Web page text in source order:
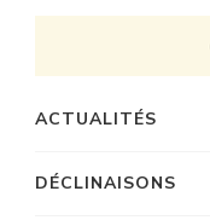
ACTUALITÉS
DÉCLINAISONS